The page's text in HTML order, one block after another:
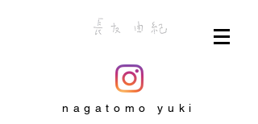
nagatomo yuki